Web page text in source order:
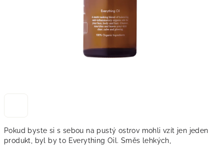
Pokud byste si s sebou na pustý ostrov mohli vzít jen jeden
produkt, byl by to Everything Oil. Směs lehkých,